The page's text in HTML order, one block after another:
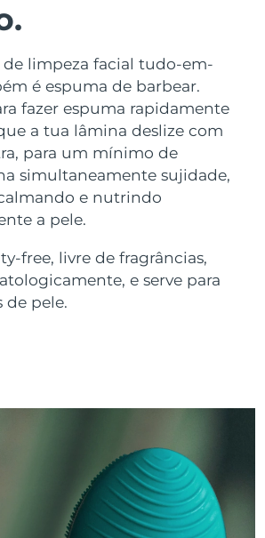
de limpeza facial tudo-em-
é espuma de barbear.
fazer espuma rapidamente
a tua lâmina deslize com
para um mínimo de
simultaneamente sujidade,
e nutrindo
a pele.
free, livre de fragrâncias,
e serve para
de pele.